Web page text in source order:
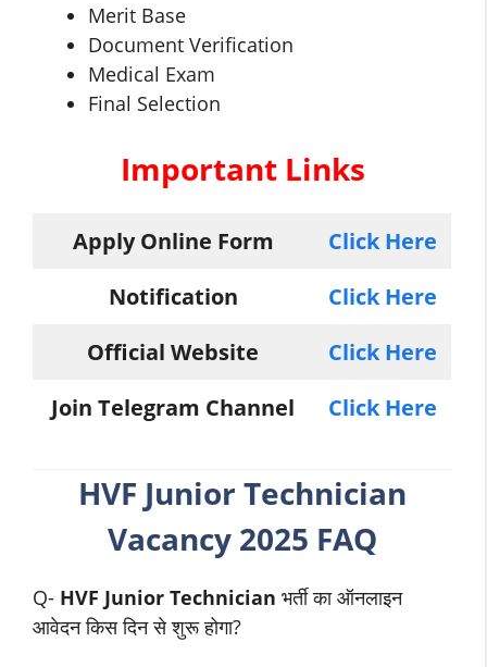
Merit Base
Document Verification
Medical Exam
Final Selection
Important Links
Apply Online Form
Click Here
Notification
Click Here
Official Website
Click Here
Join Telegram Channel
Click Here
HVF Junior Technician
Vacancy 2025 FAQ
Q- HVF Junior Technician भर्ती का ऑनलाइन
आवेदन किस दिन से शुरू होगा?